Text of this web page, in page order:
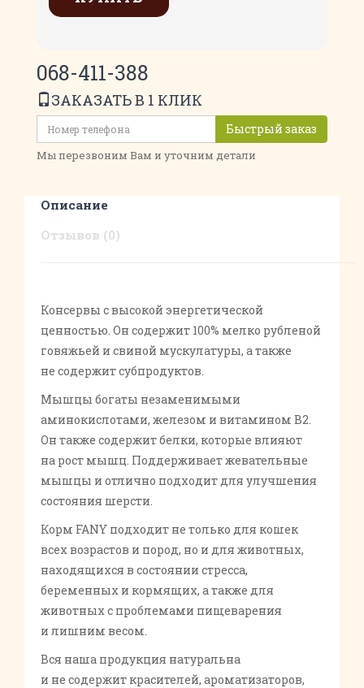
068-411-388
ЗАКАЗАТЬ В 1 КЛИК
Быстрый заказ
Мы перезвоним Вам и уточним детали
Описание
Отзывов (0)
Консервы с высокой энергетической
ценностью. Он содержит 100% мелко рубленой
говяжьей и свиной мускулатуры, а также
не содержит субпродуктов.
Мышцы богаты незаменимыми
аминокислотами, железом и витамином В2.
Он также содержит белки, которые влияют
на рост мышц. Поддерживает жевательные
мышцы и отлично подходит для улучшения
состояния шерсти.
Корм FANY подходит не только для кошек
всех возрастов и пород, но и для животных,
находящихся в состоянии стресса,
беременных и кормящих, а также для
животных с проблемами пищеварения
и лишним весом.
Вся наша продукция натуральна
и не содержит красителей, ароматизаторов,